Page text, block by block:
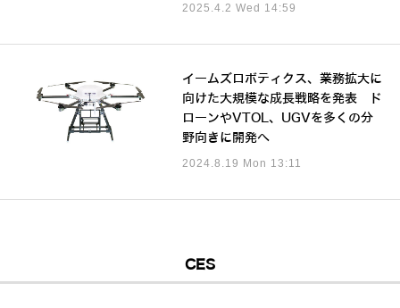
2025.4.2 Wed 14:59
イームズロボティクス、業務拡大に
向けた大規模な成長戦略を発表 ド
ローンやVTOL、UGVを多くの分
野向きに開発へ
2024.8.19 Mon 13:11
CES